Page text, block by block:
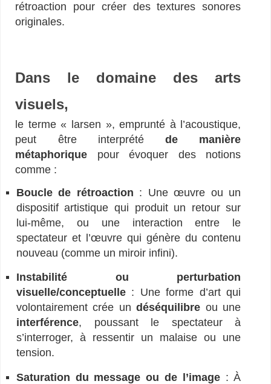
rétroaction pour créer des textures sonores
originales.
Dans le domaine des arts
visuels,
le terme « larsen », emprunté à l’acoustique,
peut être interprétéde manière
métaphorique pour évoquer des notions
comme :
Boucle de rétroaction : Une œuvre ou un
dispositif artistique qui produit un retour sur
lui-même, ou une interaction entre le
spectateur et l’œuvre qui génère du contenu
nouveau (comme un miroir infini).
Instabilité ou perturbation
visuelle/conceptuelle: Une forme d’art qui
volontairement crée undéséquilibre ou une
interférence, poussant le spectateur à
s’interroger, à ressentir un malaise ou une
tension.
Saturation du message ou de l’image: À